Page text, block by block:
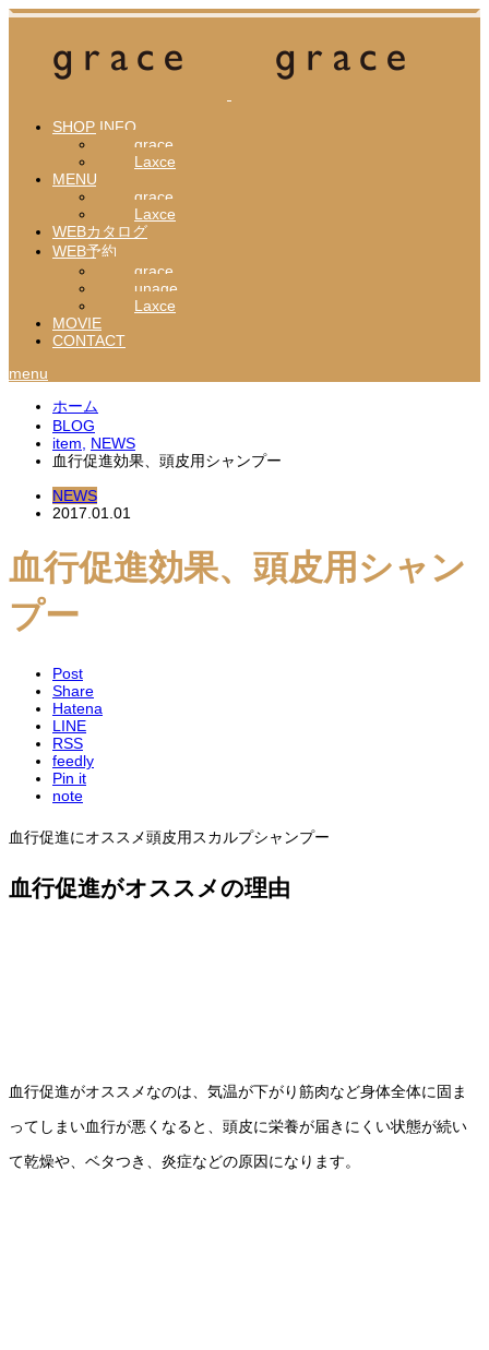
SHOP INFO
grace
Laxce
MENU
grace
Laxce
WEBカタログ
WEB予約
grace
unage
Laxce
MOVIE
CONTACT
menu
ホーム
BLOG
item
NEWS
血行促進効果、頭皮用シャンプー
NEWS
2017.01.01
血行促進効果、頭皮用シャン
プー
Post
Share
Hatena
LINE
RSS
feedly
Pin it
note
血行促進にオススメ頭皮用スカルプシャンプー
血行促進がオススメの理由
血行促進がオススメなのは、気温が下がり筋肉など身体全体に固ま
ってしまい血行が悪くなると、頭皮に栄養が届きにくい状態が続い
て乾燥や、ベタつき、炎症などの原因になります。